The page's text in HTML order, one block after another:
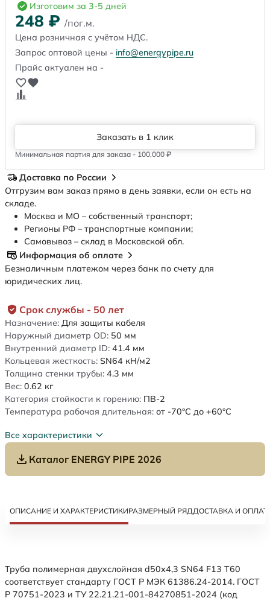
Срок службы - 50 лет
Назначение: Для защиты кабеля
Наружный диаметр OD: 50 мм
Внутренний диаметр ID: 41.4 мм
Кольцевая жесткость: SN64 кН/м2
Толщина стенки трубы: 4.3 мм
Вес: 0.62 кг
Категория стойкости к горению: ПВ-2
Температура рабочая длительная: от -70°C до +60°C
Все характеристики
Каталог ENERGY PIPE 2026
Изготовим за 3-5 дней
248 ₽ /пог.м.
Цена розничная с учётом НДС.
Запрос оптовой цены - info@energypipe.ru
Прайс актуален на -
Заказать в 1 клик
Минимальная партия для заказа - 100,000 ₽
Доставка по России
Отгрузим вам заказ прямо в день заявки, если он есть на
складе.
Москва и МО – собственный транспорт;
Регионы РФ – транспортные компании;
Самовывоз – склад в Московской обл.
Информация об оплате
Безналичным платежом через банк по счету для
юридических лиц.
ОПИСАНИЕ И ХАРАКТЕРИСТИКИРАЗМЕРНЫЙ РЯДДОСТАВКА И
Труба полимерная двухслойная d50х4,3 SN64 F13 Т60
соответствует стандарту ГОСТ Р МЭК 61386.24-2014. ГОСТ
Р 70751-2023 и ТУ 22.21.21-001-84270851-2024 (код